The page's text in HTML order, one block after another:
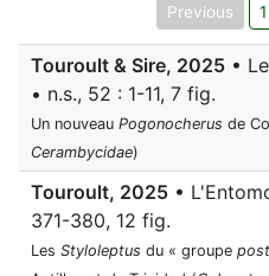
Previous 1
Touroult & Sire, 2025 •
• n.s., 52 : 1-11, 7 fig.
Un nouveau Pogonocherus de
Cerambycidae)
Touroult, 2025 •
371-380, 12 fig.
Les Styloleptus du « groupe